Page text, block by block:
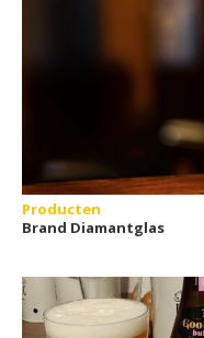
Producten
Brand Diamantglas